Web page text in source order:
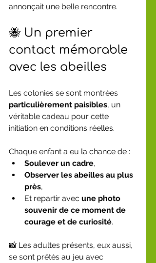
annonçait une belle rencontre.
🐝 Un premier
contact mémorable
avec les abeilles
Les colonies se sont montrées
particulièrement paisibles, un
véritable cadeau pour cette
initiation en conditions réelles.
Chaque enfant a eu la chance de :
Soulever un cadre,
Observer les abeilles au plus
près,
Et repartir avec une photo
souvenir de ce moment de
courage et de curiosité.
📸 Les adultes présents, eux aussi,
se sont prêtés au jeu avec